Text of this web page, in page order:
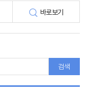
바로보기
검색